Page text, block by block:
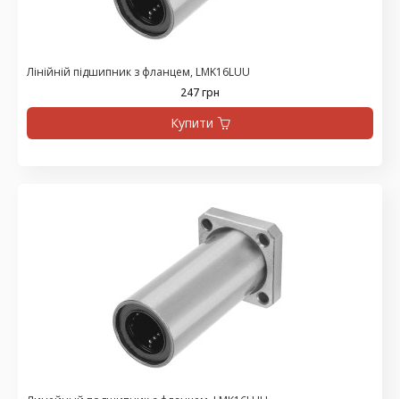
Лінійній підшипник з фланцем, LMK16LUU
247 грн
Купити